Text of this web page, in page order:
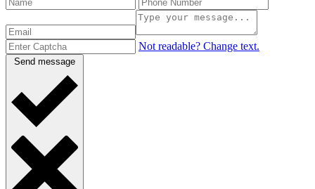
Not readable? Change text.
Send message